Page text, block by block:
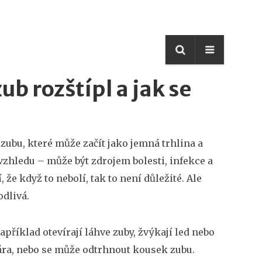
rozštípl a jak se
které může začít jako jemná trhlina a
– může být zdrojem bolesti, infekce a
když to nebolí, tak to není důležité. Ale
otevírají láhve zuby, žvýkají led nebo
nebo se může odtrhnout kousek zubu.